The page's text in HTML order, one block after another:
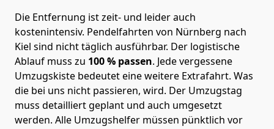
Die Entfernung ist zeit- und leider auch
kostenintensiv. Pendelfahrten von Nürnberg nach
Kiel sind nicht täglich ausführbar. Der logistische
Ablauf muss zu 100 % passen. Jede vergessene
Umzugskiste bedeutet eine weitere Extrafahrt. Was
die bei uns nicht passieren, wird. Der Umzugstag
muss detailliert geplant und auch umgesetzt
werden. Alle Umzugshelfer müssen pünktlich vor